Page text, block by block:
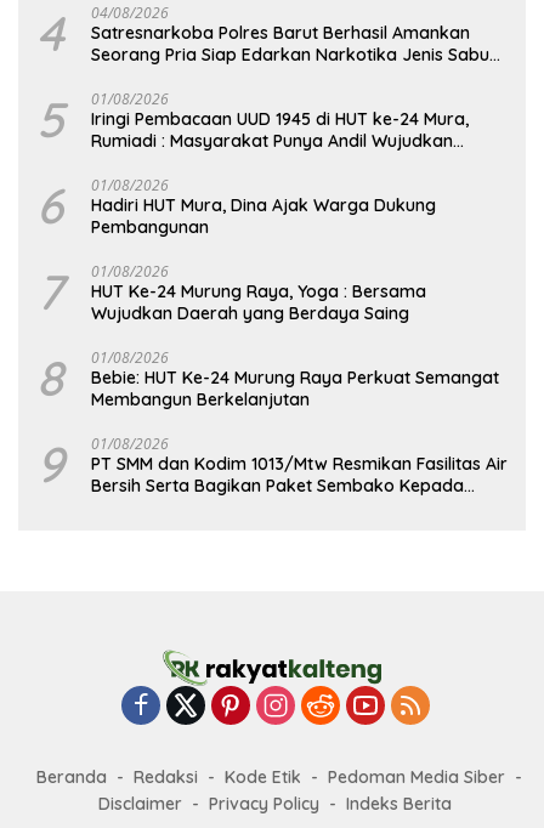
4 04/08/2026
Satresnarkoba Polres Barut Berhasil Amankan
Seorang Pria Siap Edarkan Narkotika Jenis Sabu
5 01/08/2026
Iringi Pembacaan UUD 1945 di HUT ke-24 Mura,
Rumiadi : Masyarakat Punya Andil Wujudkan
6 01/08/2026
Hadiri HUT Mura, Dina Ajak Warga Dukung
Pembangunan
7 01/08/2026
HUT Ke-24 Murung Raya, Yoga : Bersama
Wujudkan Daerah yang Berdaya Saing
8 01/08/2026
Bebie: HUT Ke-24 Murung Raya Perkuat Semangat
Membangun Berkelanjutan
9 01/08/2026
PT SMM dan Kodim 1013/Mtw Resmikan Fasilitas Air
Bersih Serta Bagikan Paket Sembako Kepada
Beranda Redaksi Kode Etik
Pedoman Media Siber
Disclaimer
Privacy Policy
Indeks Berita